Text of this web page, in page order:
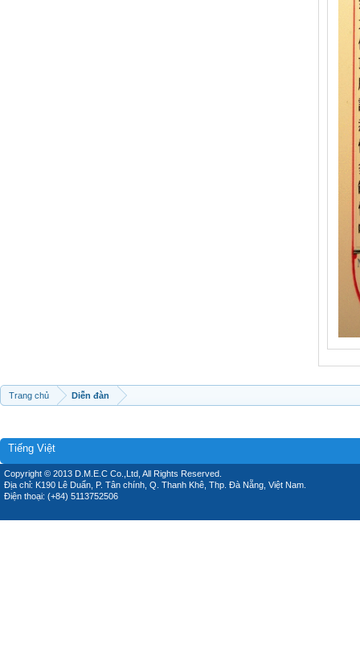
Trang chủ Diễn đàn
Tiếng Việt
Copyright © 2013 D.M.E.C Co.,Ltd, All Rights Reserved.
Địa chỉ: K190 Lê Duẩn, P. Tân chính, Q. Thanh Khê, Thp. Đà Nẵng, Việt Nam.
Điện thoại: (+84) 5113752506